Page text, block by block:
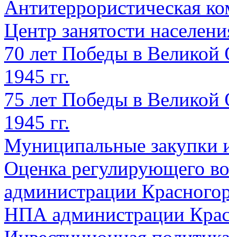
Антитеррористическая
Центр занятости
70 лет Победы в Великой
1945 гг.
75 лет Победы в Великой
1945 гг.
Муниципальные закупки
Оценка регулирующего
администрации
НПА администрации